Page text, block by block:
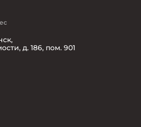
д. 186, пом. 901